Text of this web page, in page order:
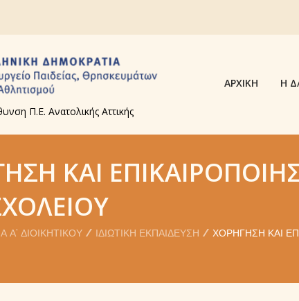
Π.Ε. Ανατολικής Αττικής
ΑΡΧΙΚΉ Η
ΚΑΙ
Α’ ΔΙΟΙΚΗΤΙΚΟΎ ΙΔΙΩΤΙΚΉ ΕΚΠΑΊΔΕΥΣΗ
ΧΟΡΉΓΗΣΗ ΚΑΙ